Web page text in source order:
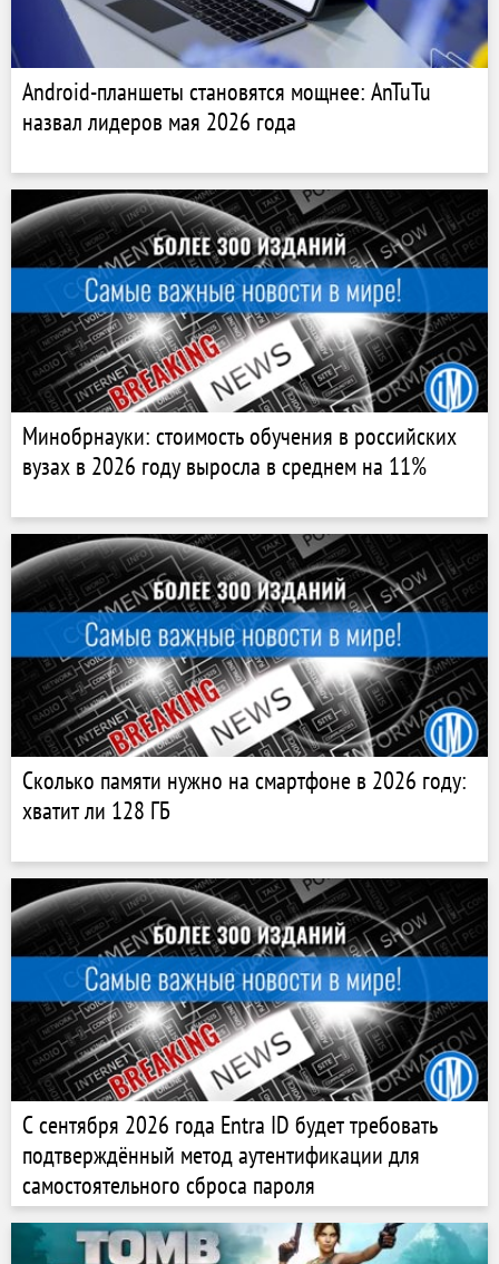
Android-планшеты становятся мощнее: AnTuTu
назвал лидеров мая 2026 года
Минобрнауки: стоимость обучения в российских
вузах в 2026 году выросла в среднем на 11%
Сколько памяти нужно на смартфоне в 2026 году:
хватит ли 128 ГБ
С сентября 2026 года Entra ID будет требовать
подтверждённый метод аутентификации для
самостоятельного сброса пароля